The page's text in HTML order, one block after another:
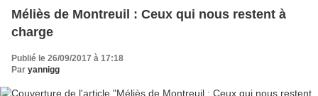
Méliès de Montreuil : Ceux qui nous restent à
charge
Publié le 26/09/2017 à 17:18
Par yannigg